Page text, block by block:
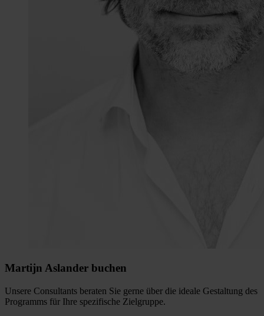
Martijn Aslander buchen
Unsere Consultants beraten Sie gerne über die ideale Gestaltung des
Programms für Ihre spezifische Zielgruppe.